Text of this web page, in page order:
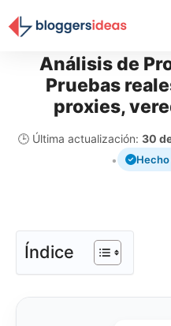
Análisis de
Pruebas
proxies,
🕒 Última actualización: 30
•
Índice